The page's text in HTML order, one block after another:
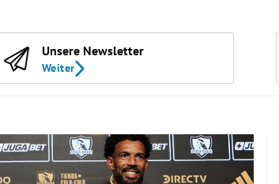
Unsere Newsletter
Weiter